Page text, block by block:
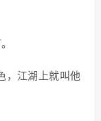
，江湖上就叫他